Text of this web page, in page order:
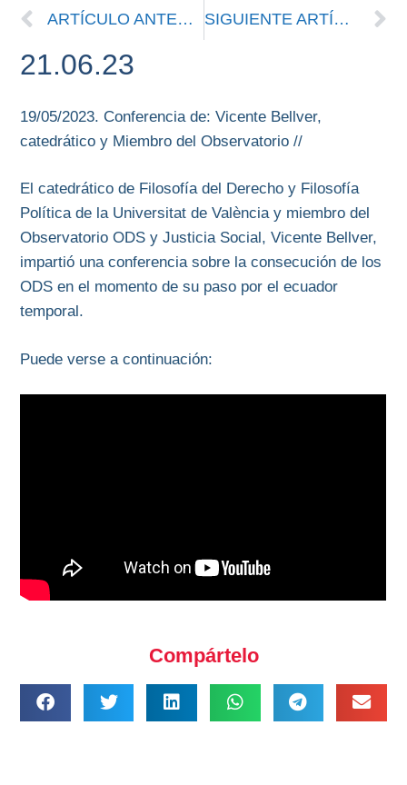
ARTÍCULO ANTERIOR SIGUIENTE ARTÍCULO
21.06.23
19/05/2023. Conferencia de: Vicente Bellver,
catedrático y Miembro del Observatorio //
El catedrático de Filosofía del Derecho y Filosofía
Política de la Universitat de València y miembro del
Observatorio ODS y Justicia Social, Vicente Bellver,
impartió una conferencia sobre la consecución de los
ODS en el momento de su paso por el ecuador
temporal.
Puede verse a continuación:
Compártelo